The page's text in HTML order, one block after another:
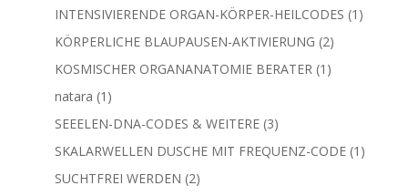
Produkte
INTENSIVIERENDE ORGAN-KÖRPER-HEILCODES 1 1
KÖRPERLICHE BLAUPAUSEN-AKTIVIERUNG 22
Produkte
KOSMISCHER ORGANANATOMIE BERATER 1 1
natara 1 1
Produkt
SEEELEN-DNA-CODES & WEITERE 33
Produkte
SKALARWELLEN DUSCHE MIT FREQUENZ-CODE 1 1
SUCHTFREI WERDEN 22